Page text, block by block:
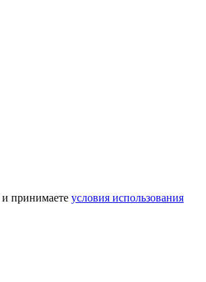
и принимаете условия использования